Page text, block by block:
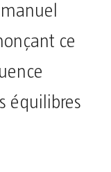
ce
équilibres